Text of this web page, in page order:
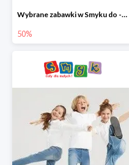
Wybrane zabawki w Smyku do -50%
50%